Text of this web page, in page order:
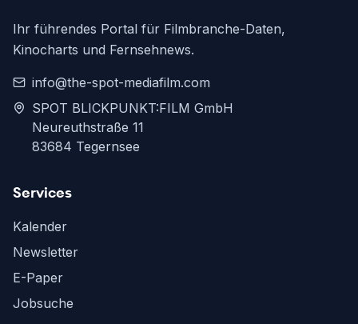
Ihr führendes Portal für Filmbranche-Daten,
Kinocharts und Fernsehnews.
info@the-spot-mediafilm.com
SPOT BLICKPUNKT:FILM GmbH
Neureuthstraße 11
83684 Tegernsee
Services
Kalender
Newsletter
E-Paper
Jobsuche